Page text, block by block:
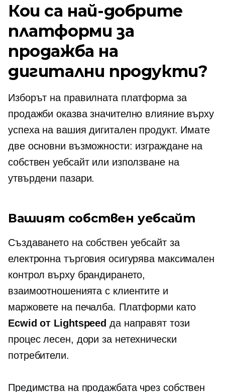
Кои са най-добрите
платформи за
продажба на
дигитални продукти?
Изборът на правилната платформа за
продажби оказва значително влияние върху
успеха на вашия дигитален продукт. Имате
две основни възможности: изграждане на
собствен уебсайт или използване на
утвърдени пазари.
Вашият собствен уебсайт
Създаването на собствен уебсайт за
електронна търговия осигурява максимален
контрол върху брандирането,
взаимоотношенията с клиентите и
маржовете на печалба. Платформи като
Ecwid от Lightspeed да направят този
процес лесен, дори за нетехнически
потребители.
Предимства на продажбата чрез собствен